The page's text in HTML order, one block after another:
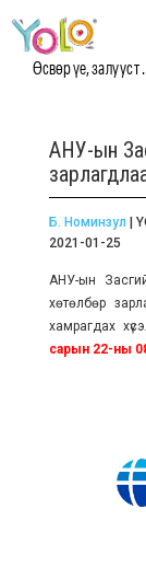
Өсвөр үе, залууст
АНУ-ын
Б. Номинзул |
2021-01-25
АНУ-ын
хөтөлбөр
хамрагдах
сарын 22-ны